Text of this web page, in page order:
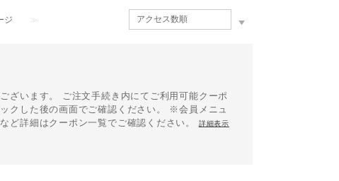
ジ ≫
ざいます。 ご注文手続き内にてご利用可能クーポ
クした後の画面でご確認ください。 ※会員メニュ
ど詳細はクーポン一覧でご確認ください。
詳細表示